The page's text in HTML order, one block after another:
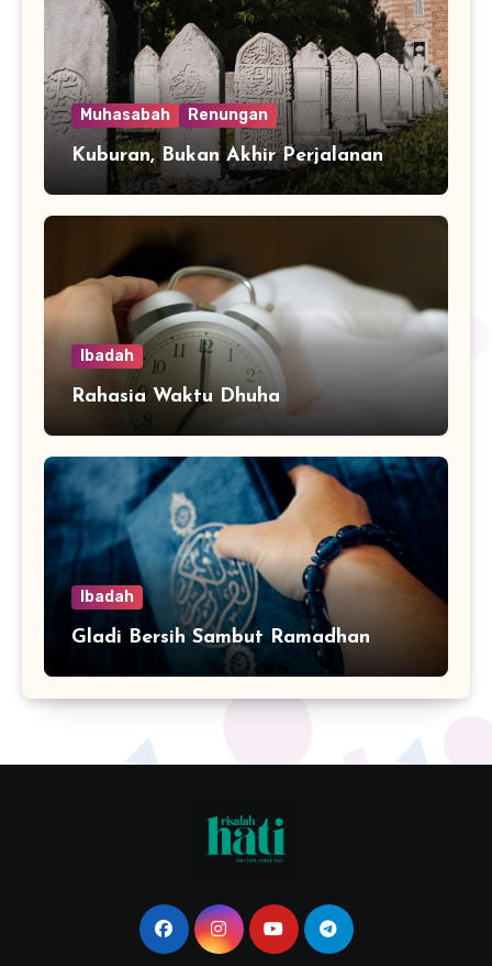
Muhasabah Renungan
Kuburan, Bukan Akhir Perjalanan
Ibadah
Rahasia Waktu Dhuha
Ibadah
Gladi Bersih Sambut Ramadhan